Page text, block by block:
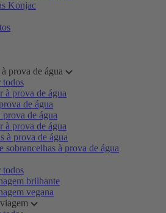
Konjac
prova de água
todos
à prova de água
de água
prova de água
à prova de água
à prova de água
sobrancelhas à prova de água
todos
brilhante
vegana